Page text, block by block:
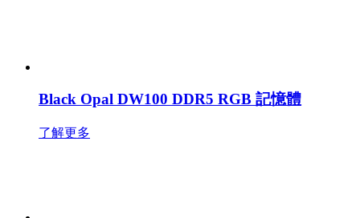
Black Opal DW100 DDR5 RGB 記憶體
了解更多